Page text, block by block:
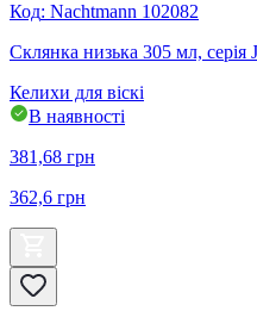
Код: Nachtmann 102082
Склянка низька 305 мл, серія
Келихи для віскі
В наявності
381,68 грн
362,6 грн